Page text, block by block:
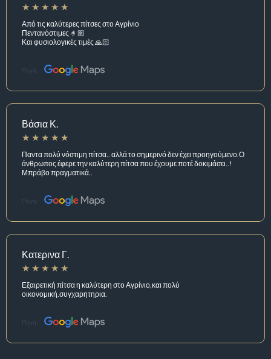
Από τις καλύτερες πίτσες στο Αγρίνιο
Πεντανόστιμες 🤌🏼
Και φυσιολογικές τιμές 🙏🏻
Πηγή:
Βάσια Κ.
Παντα πολύ νόστιμη πίτσα.. αλλά το σημερινό δεν έχει προηγούμενο.Ο
άνθρωπος έφερε την καλύτερη πίτσα που έχουμε ποτέ δοκιμάσει..!
Μπράβο πραγματικά..
Πηγή:
Κατερινα Γ.
Εξαιρετική πίτσα η καλύτερη στο Αγρίνιο,και πολύ
οικονομική.συγχαρητηρια.
Πηγή: